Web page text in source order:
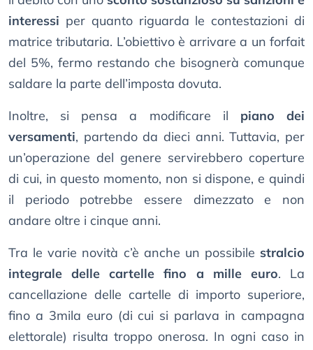
interessi per quanto riguarda le contestazioni di
matrice tributaria. L’obiettivo è arrivare a un forfait
del 5%, fermo restando che bisognerà comunque
saldare la parte dell’imposta dovuta.
Inoltre, si pensa a modificare il piano dei
versamenti, partendo da dieci anni. Tuttavia, per
un’operazione del genere servirebbero coperture
di cui, in questo momento, non si dispone, e quindi
il periodo potrebbe essere dimezzato e non
andare oltre i cinque anni.
Tra le varie novità c’è anche un possibile stralcio
integrale delle cartelle fino a mille euro. La
cancellazione delle cartelle di importo superiore,
fino a 3mila euro (di cui si parlava in campagna
elettorale) risulta troppo onerosa. In ogni caso in